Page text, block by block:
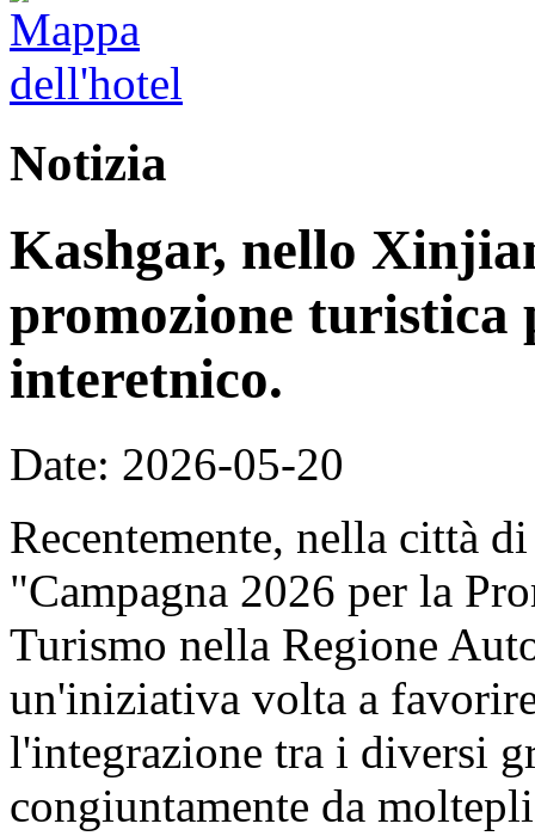
Notizia
Kashgar, nello
promozione turistica
interetnico.
Date: 2026-05-20
Recentemente, nella città
"Campagna 2026 per la
Turismo nella Regione
un'iniziativa volta a
l'integrazione tra i diversi
congiuntamente da